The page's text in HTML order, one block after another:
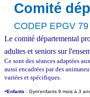
Comité
CODEP EPGV 79
Le comité départemental
adultes et seniors sur
Ce sont des séances adaptées
aussi encadrées par des
variées et spécifiques.
-Enfants : Gym'enfants 9 mois à 3